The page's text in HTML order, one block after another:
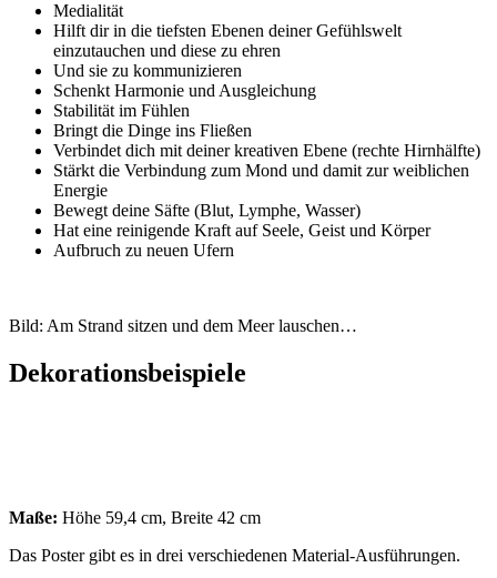
Medialität
Hilft dir in die tiefsten Ebenen deiner Gefühlswelt
einzutauchen und diese zu ehren
Und sie zu kommunizieren
Schenkt Harmonie und Ausgleichung
Stabilität im Fühlen
Bringt die Dinge ins Fließen
Verbindet dich mit deiner kreativen Ebene (rechte Hirnhälfte)
Stärkt die Verbindung zum Mond und damit zur weiblichen
Energie
Bewegt deine Säfte (Blut, Lymphe, Wasser)
Hat eine reinigende Kraft auf Seele, Geist und Körper
Aufbruch zu neuen Ufern
Bild: Am Strand sitzen und dem Meer lauschen…
Dekorationsbeispiele
Maße: Höhe 59,4 cm, Breite 42 cm
Das Poster gibt es in drei verschiedenen Material-Ausführungen.